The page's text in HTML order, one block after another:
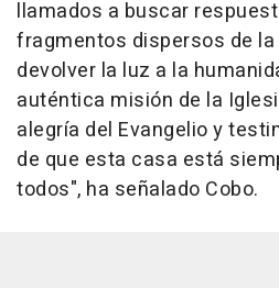
llamados a buscar
fragmentos dispersos de la
devolver la luz a la
auténtica misión de la
alegría del Evangelio y
de que esta casa está
todos", ha señalado Cobo.